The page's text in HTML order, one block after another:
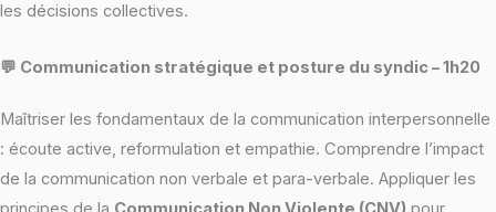
les décisions collectives.
💬 Communication stratégique et posture du syndic – 1h20
Maîtriser les fondamentaux de la communication interpersonnelle
: écoute active, reformulation et empathie. Comprendre l’impact
de la communication non verbale et para-verbale. Appliquer les